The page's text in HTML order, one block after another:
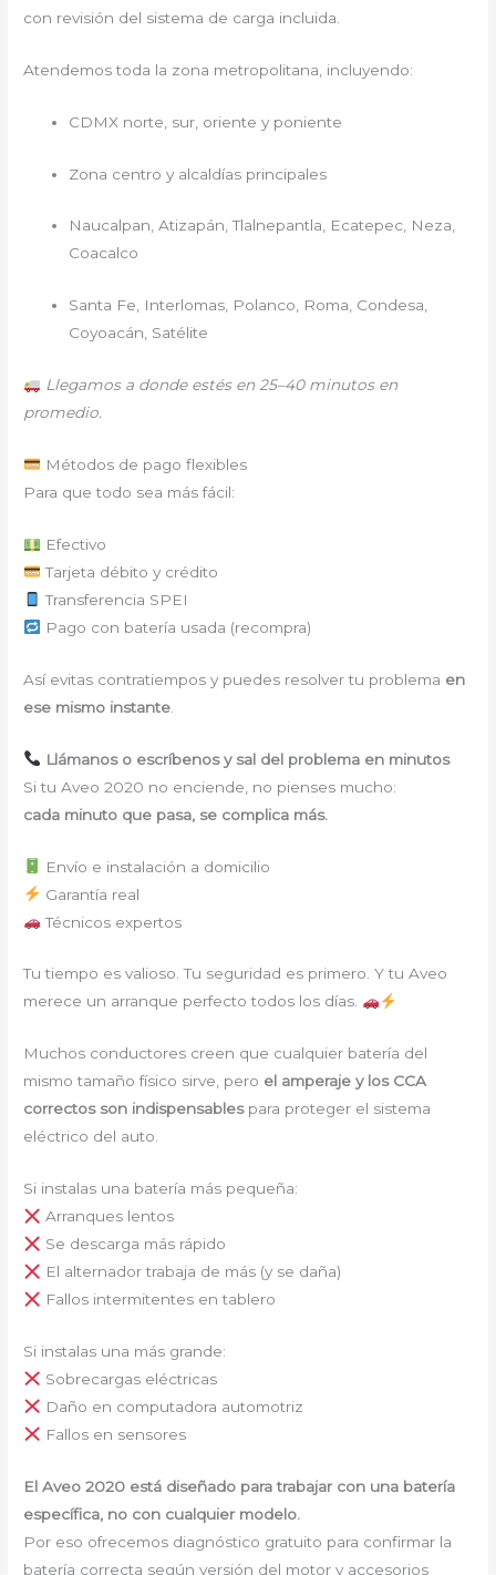
con revisión del sistema de carga incluida.
Atendemos toda la zona metropolitana, incluyendo:
CDMX norte, sur, oriente y poniente
Zona centro y alcaldías principales
Naucalpan, Atizapán, Tlalnepantla, Ecatepec, Neza,
Coacalco
Santa Fe, Interlomas, Polanco, Roma, Condesa,
Coyoacán, Satélite
Llegamos a donde estés en 25–40 minutos en
promedio.
Métodos de pago flexibles
Para que todo sea más fácil:
Efectivo
Tarjeta débito y crédito
Transferencia SPEI
Pago con batería usada (recompra)
Así evitas contratiempos y puedes resolver tu problema en
ese mismo instante
Llámanos o escríbenos y sal del problema en minutos
Si tu Aveo 2020 no enciende, no pienses mucho:
cada minuto que pasa, se complica más.
Envío e instalación a domicilio
Garantía real
Técnicos expertos
Tu tiempo es valioso. Tu seguridad es primero. Y tu Aveo
merece un arranque perfecto todos los días.
Muchos conductores creen que cualquier batería del
mismo tamaño físico sirve, pero el amperaje y los CCA
correctos son indispensablespara proteger el sistema
eléctrico del auto.
Si instalas una batería más pequeña:
Arranques lentos
Se descarga más rápido
El alternador trabaja de más (y se daña)
Fallos intermitentes en tablero
Si instalas una más grande:
Sobrecargas eléctricas
Daño en computadora automotriz
Fallos en sensores
El Aveo 2020 está diseñado para trabajar con una batería
específica, no con cualquier modelo.
Por eso ofrecemos diagnóstico gratuito para confirmar la
batería correcta según versión del motor y accesorios